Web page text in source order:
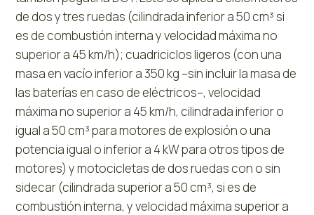
de dos y tres ruedas (cilindrada inferior a 50 cm³ si
es de combustión interna y velocidad máxima no
superior a 45 km/h); cuadriciclos ligeros (con una
masa en vacío inferior a 350 kg –sin incluir la masa de
las baterías en caso de eléctricos–, velocidad
máxima no superior a 45 km/h, cilindrada inferior o
igual a 50 cm³ para motores de explosión o una
potencia igual o inferior a 4 kW para otros tipos de
motores) y motocicletas de dos ruedas con o sin
sidecar (cilindrada superior a 50 cm³, si es de
combustión interna, y velocidad máxima superior a